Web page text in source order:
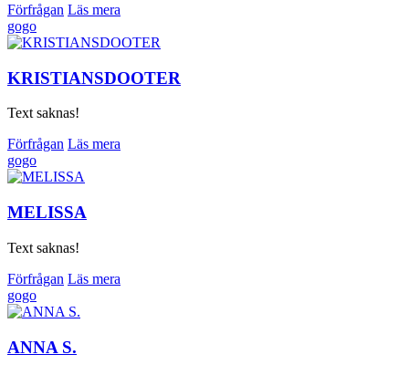
Förfrågan Läs mera
gogo
KRISTIANSDOOTER
Text saknas!
Förfrågan Läs mera
gogo
MELISSA
Text saknas!
Förfrågan Läs mera
gogo
ANNA S.